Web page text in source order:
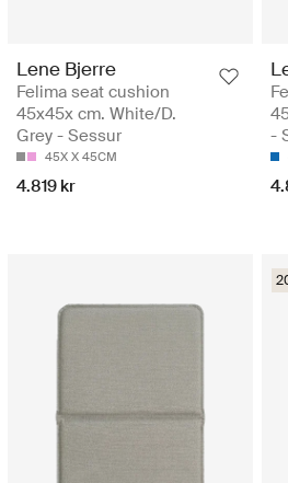
Lene Bjerre
Felima seat cushion
45x45x cm. White/D.
Grey - Sessur
45X X 45CM
4.819 kr
-